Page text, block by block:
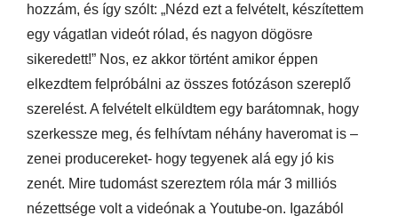
hozzám, és így szólt: „Nézd ezt a felvételt, készítettem
egy vágatlan videót rólad, és nagyon dögösre
sikeredett!” Nos, ez akkor történt amikor éppen
elkezdtem felpróbálni az összes fotózáson szereplő
szerelést. A felvételt elküldtem egy barátomnak, hogy
szerkessze meg, és felhívtam néhány haveromat is –
zenei producereket- hogy tegyenek alá egy jó kis
zenét. Mire tudomást szereztem róla már 3 milliós
nézettsége volt a videónak a Youtube-on. Igazából